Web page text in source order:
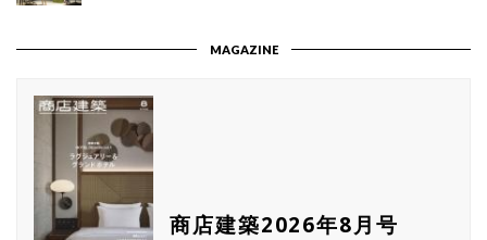
MAGAZINE
商店建築2026年8月号